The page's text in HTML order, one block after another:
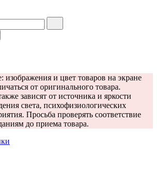
изображения и цвет товаров на экране
от оригинального товара.
зависят от источника и яркости
света, психофизиологических
Просьба проверять соответствие
до приема товара.